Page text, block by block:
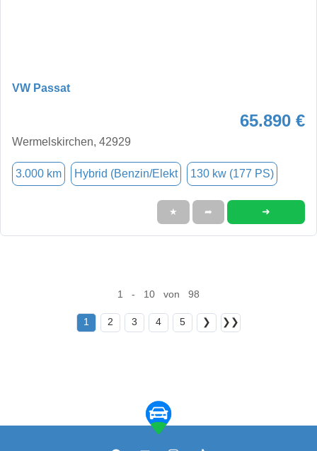
VW Passat
65.890 €
Wermelskirchen, 42929
3.000 km Hybrid (Benzin/Elekt 130 kw (177 PS)
★ ➦ ➜
1 - 10 von 98
1 2 3 4 5 ❯ ❯❯